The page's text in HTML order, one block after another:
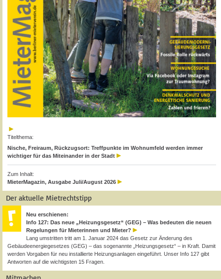
Titelthema:
Nische, Freiraum, Rückzugsort: Treffpunkte im Wohnumfeld werden immer
wichtiger für das Miteinander in der Stadt
Zum Inhalt:
MieterMagazin, Ausgabe Juli/August 2026
Der aktuelle Mietrechtstipp
Neu erschienen:
Info 127: Das neue „Heizungsgesetz“ (GEG) – Was bedeuten die neuen
Regelungen für Mieterinnen und Mieter?
Lang umstritten tritt am 1. Januar 2024 das Gesetz zur Änderung des
Gebäudeenergiegesetzes (GEG) – das sogenannte „Heizungsgesetz“ – in Kraft. Damit
werden Vorgaben für neu installierte Heizungsanlagen eingeführt. Unser Info 127 gibt
Antworten auf die wichtigsten 15 Fragen.